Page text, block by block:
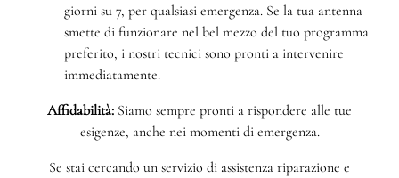
giorni su 7, per qualsiasi emergenza. Se la tua antenna
smette di funzionare nel bel mezzo del tuo programma
preferito, i nostri tecnici sono pronti a intervenire
immediatamente.
Affidabilità: Siamo sempre pronti a rispondere alle tue
esigenze, anche nei momenti di emergenza.
Se stai cercando un servizio di assistenza riparazione e